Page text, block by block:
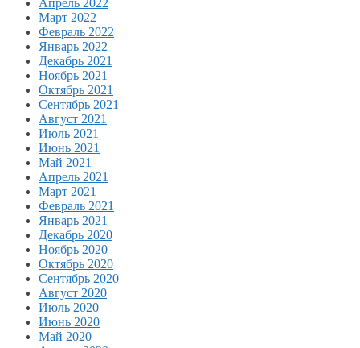
Март 2022
Февраль 2022
Январь 2022
Декабрь 2021
Ноябрь 2021
Октябрь 2021
Сентябрь 2021
Август 2021
Июль 2021
Июнь 2021
Май 2021
Апрель 2021
Март 2021
Февраль 2021
Январь 2021
Декабрь 2020
Ноябрь 2020
Октябрь 2020
Сентябрь 2020
Август 2020
Июль 2020
Июнь 2020
Май 2020